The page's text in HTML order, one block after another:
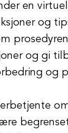
en
og
og gi
og